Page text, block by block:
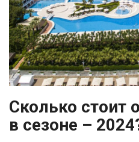
Сколько стоит
в сезоне –